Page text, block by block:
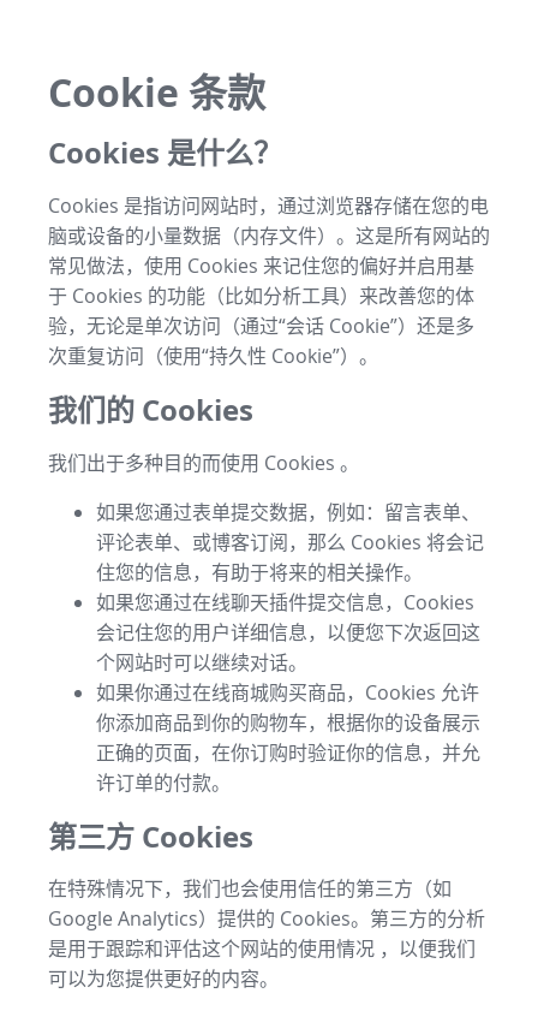
Cookie 条款
Cookies 是什么？
Cookies 是指访问网站时，通过浏览器存储在您的电
脑或设备的小量数据（内存文件）。这是所有网站的
常见做法，使用 Cookies 来记住您的偏好并启用基
于 Cookies 的功能（比如分析工具）来改善您的体
验，无论是单次访问（通过“会话 Cookie”）还是多
次重复访问（使用“持久性 Cookie”）。
我们的 Cookies
我们出于多种目的而使用 Cookies 。
如果您通过表单提交数据，例如：留言表单、
评论表单、或博客订阅，那么 Cookies 将会记
住您的信息，有助于将来的相关操作。
如果您通过在线聊天插件提交信息，Cookies
会记住您的用户详细信息，以便您下次返回这
个网站时可以继续对话。
如果你通过在线商城购买商品，Cookies 允许
你添加商品到你的购物车，根据你的设备展示
正确的页面，在你订购时验证你的信息，并允
许订单的付款。
第三方 Cookies
在特殊情况下，我们也会使用信任的第三方（如
Google Analytics）提供的 Cookies。第三方的分析
是用于跟踪和评估这个网站的使用情况 ，以便我们
可以为您提供更好的内容。